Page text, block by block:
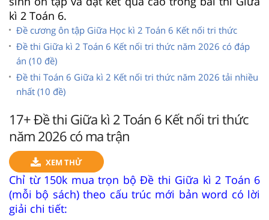
kì 2 Toán 6.
Đề cương ôn tập Giữa Học kì 2 Toán 6 Kết nối tri thức
Đề thi Giữa kì 2 Toán 6 Kết nối tri thức năm 2026 có đáp
án (10 đề)
Đề thi Toán 6 Giữa kì 2 Kết nối tri thức năm 2026 tải nhiều
nhất (10 đề)
17+ Đề thi Giữa kì 2 Toán 6 Kết nối tri thức
năm 2026 có ma trận
XEM THỬ
Chỉ từ 150k mua trọn bộ Đề thi Giữa kì 2 Toán 6
(mỗi bộ sách) theo cấu trúc mới bản word có lời
giải chi tiết: